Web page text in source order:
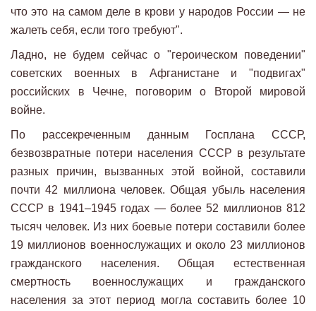
что это на самом деле в крови у народов России — не
жалеть себя, если того требуют".
Ладно, не будем сейчас о "героическом поведении"
советских военных в Афганистане и "подвигах"
российских в Чечне, поговорим о Второй мировой
войне.
По рассекреченным данным Госплана СССР,
безвозвратные потери населения СССР в результате
разных причин, вызванных этой войной, составили
почти 42 миллиона человек. Общая убыль населения
СССР в 1941–1945 годах — ​более 52 миллионов 812
тысяч человек. ​Из них боевые потери составили ​более
19 миллионов военнослужащих и около 23 миллионов
гражданского населения. Общая естественная
смертность военнослужащих и гражданского
населения за этот период могла составить более 10